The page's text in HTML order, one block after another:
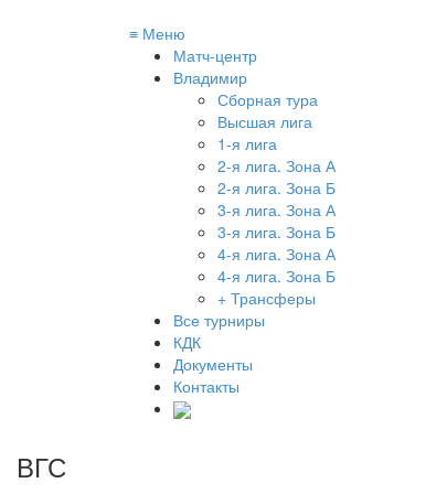
≡ Меню
Матч-центр
Владимир
Сборная тура
Высшая лига
1-я лига
2-я лига. Зона А
2-я лига. Зона Б
3-я лига. Зона А
3-я лига. Зона Б
4-я лига. Зона А
4-я лига. Зона Б
+ Трансферы
Все турниры
КДК
Документы
Контакты
ВГС